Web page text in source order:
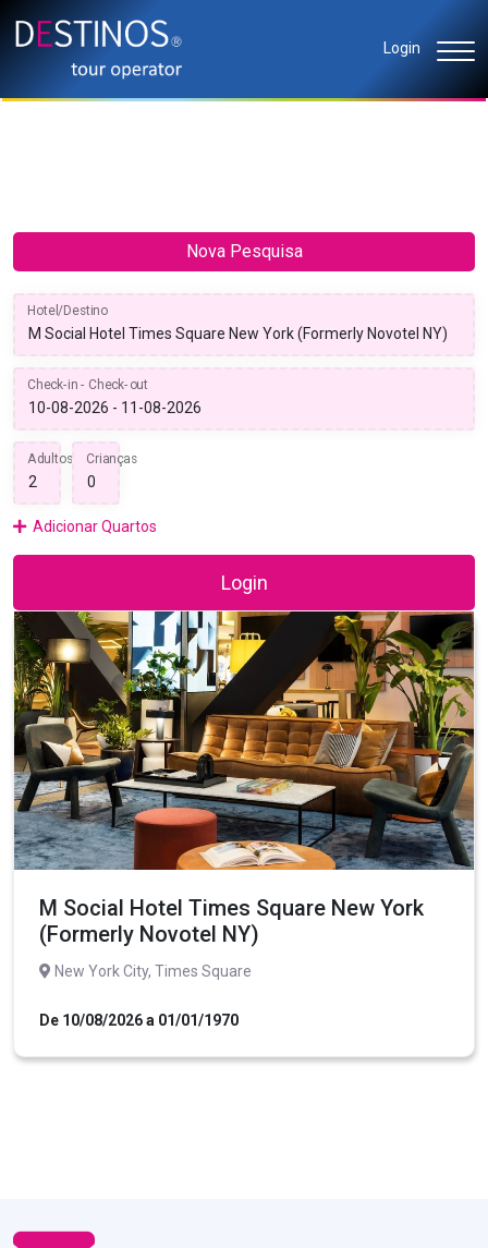
Login
Nova Pesquisa
Hotel/Destino
Check-in - Check-out
Adultos Crianças
Adicionar Quartos
Login
M Social Hotel Times Square New York
(Formerly Novotel NY)
New York City, Times Square
De 10/08/2026 a 01/01/1970